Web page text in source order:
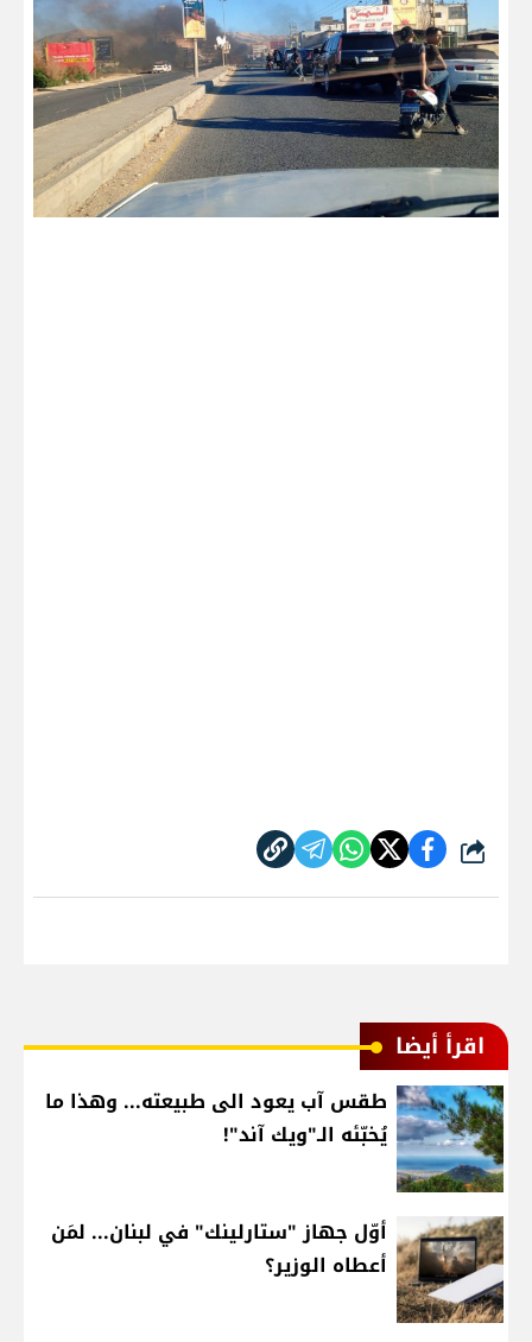
شارك
اقرأ أيضا
طقس آب يعود الى طبيعته... وهذا ما
يُخبّئه الـ"ويك آند"!
أوّل جهاز "ستارلينك" في لبنان... لمَن
أعطاه الوزير؟